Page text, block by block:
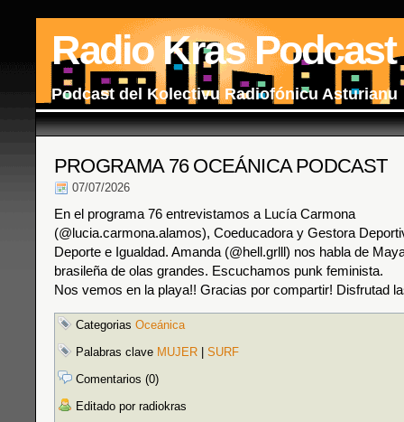
Radio Kras Podcast
Podcast del Kolectivu Radiofónicu Asturianu
PROGRAMA 76 OCEÁNICA PODCAST
07/07/2026
En el programa 76 entrevistamos a Lucía Carmona
(@lucia.carmona.alamos), Coeducadora y Gestora
Deporte e Igualdad. Amanda (@hell.grlll) nos habla de
brasileña de olas grandes. Escuchamos punk feminista.
Nos vemos en la playa!! Gracias por compartir! Disfrutad
Categorias Oceánica
Palabras clave MUJER
SURF
Comentarios (0)
Editado por radiokras